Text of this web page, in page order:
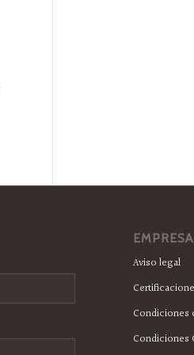
EMPRESA
Aviso legal
Condiciones
Condiciones